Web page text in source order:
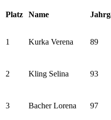
Platz Name
1 Kurka Verena 89
2 Kling Selina 93
3 Bacher Lorena 97